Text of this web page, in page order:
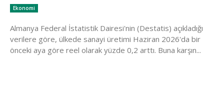
Ekonomi
Almanya Federal İstatistik Dairesi'nin (Destatis) açıkladığı
verilere göre, ülkede sanayi üretimi Haziran 2026'da bir
önceki aya göre reel olarak yüzde 0,2 arttı. Buna karşın...